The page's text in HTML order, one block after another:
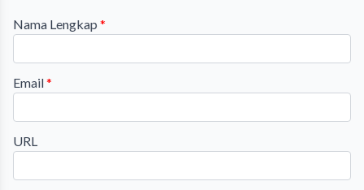
Nama Lengkap *
Email*
URL